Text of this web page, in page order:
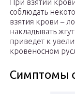
При взятии
соблюдать
взятия крови –
накладывать
приведет к
кровеносном
Симптомы